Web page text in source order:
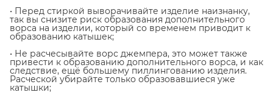
• Перед стиркой выворачивайте изделие наизнанку,
так вы снизите риск образования дополнительного
ворса на изделии, который со временем приводит к
образованию катышек;
• Не расчесывайте ворс джемпера, это может также
привести к образованию дополнительного ворса, и как
следствие, ещё большему пиллингованию изделия.
Расческой убирайте только образовавшиеся уже
катышки;